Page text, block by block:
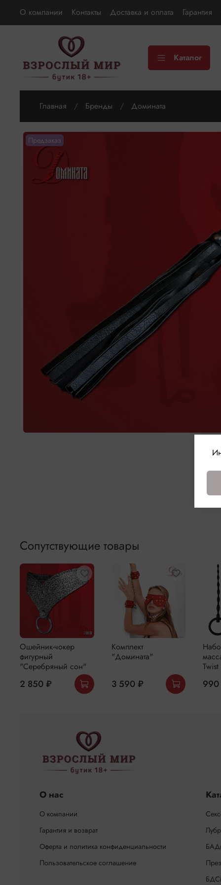
О компании Контакты Доставка и оплата Гарантия
Каталог
Главная Бренды Домината
Предзаказ
Сопутствующие товары
Ошейник-чокер
фигурный
"Серебряный сон"
2 850 ₽
Комплект
"Домината"
3 590 ₽
Twist
О нас
О компании
Гарантия и возврат
Оферта и политика конфиденциальности
Пользовательское соглашение